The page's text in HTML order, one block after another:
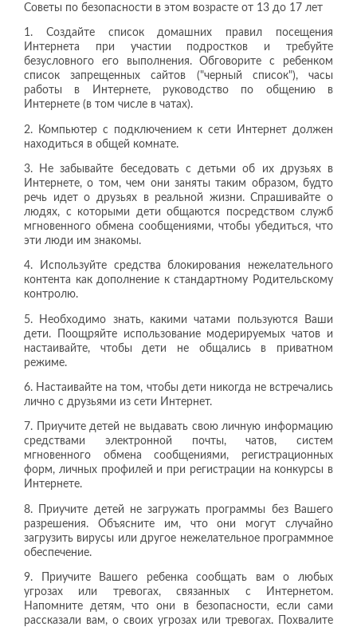
Советы по безопасности в этом возрасте от 13 до 17 лет
1. Создайте список домашних правил посещения
Интернета при участии подростков и требуйте
безусловного его выполнения. Обговорите с ребенком
список запрещенных сайтов ("черный список"), часы
работы в Интернете, руководство по общению в
Интернете (в том числе в чатах).
2. Компьютер с подключением к сети Интернет должен
находиться в общей комнате.
3. Не забывайте беседовать с детьми об их друзьях в
Интернете, о том, чем они заняты таким образом, будто
речь идет о друзьях в реальной жизни. Спрашивайте о
людях, с которыми дети общаются посредством служб
мгновенного обмена сообщениями, чтобы убедиться, что
эти люди им знакомы.
4. Используйте средства блокирования нежелательного
контента как дополнение к стандартному Родительскому
контролю.
5. Необходимо знать, какими чатами пользуются Ваши
дети. Поощряйте использование модерируемых чатов и
настаивайте, чтобы дети не общались в приватном
режиме.
6. Настаивайте на том, чтобы дети никогда не встречались
лично с друзьями из сети Интернет.
7. Приучите детей не выдавать свою личную информацию
средствами электронной почты, чатов, систем
мгновенного обмена сообщениями, регистрационных
форм, личных профилей и при регистрации на конкурсы в
Интернете.
8. Приучите детей не загружать программы без Вашего
разрешения. Объясните им, что они могут случайно
загрузить вирусы или другое нежелательное программное
обеспечение.
9. Приучите Вашего ребенка сообщать вам о любых
угрозах или тревогах, связанных с Интернетом.
Напомните детям, что они в безопасности, если сами
рассказали вам, о своих угрозах или тревогах. Похвалите